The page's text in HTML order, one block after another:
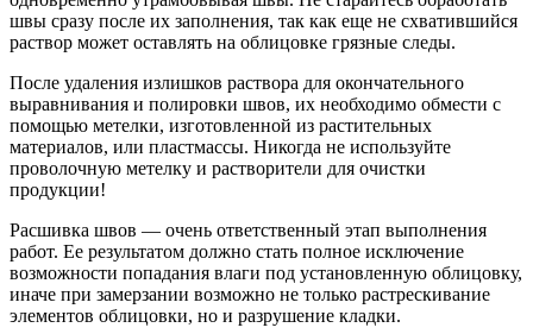
швы сразу после их заполнения, так как еще не схватившийся
раствор может оставлять на облицовке грязные следы.
После удаления излишков раствора для окончательного
выравнивания и полировки швов, их необходимо обмести с
помощью метелки, изготовленной из растительных
материалов, или пластмассы. Никогда не используйте
проволочную метелку и растворители для очистки
продукции!
Расшивка швов — очень ответственный этап выполнения
работ. Ее результатом должно стать полное исключение
возможности попадания влаги под установленную облицовку,
иначе при замерзании возможно не только растрескивание
элементов облицовки, но и разрушение кладки.